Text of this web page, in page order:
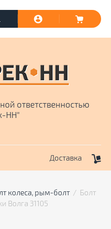
Доставка
ответственностью
НН"
колеса, рым-болт
  /  Болт
Волга 31105